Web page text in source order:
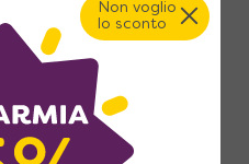
Non voglio
lo sconto